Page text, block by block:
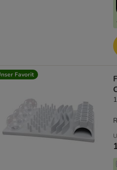
Favorit